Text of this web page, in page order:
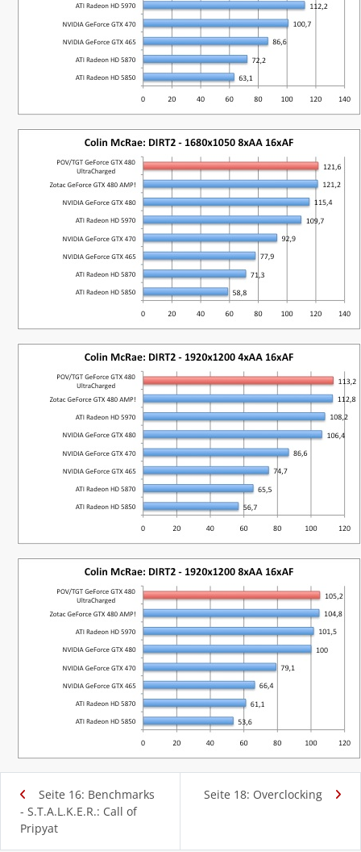
Seite 16: Benchmarks
- S.T.A.L.K.E.R.: Call of
Pripyat
Seite 18: Overclocking